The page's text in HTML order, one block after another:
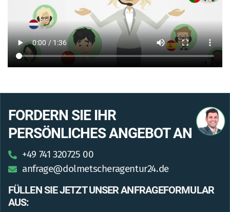
FORDERN SIE IHR
PERSÖNLICHES ANGEBOT AN
+49 741 320725 00
anfrage@dolmetscheragentur24.de
FÜLLEN SIE JETZT UNSER ANFRAGEFORMULAR
AUS: